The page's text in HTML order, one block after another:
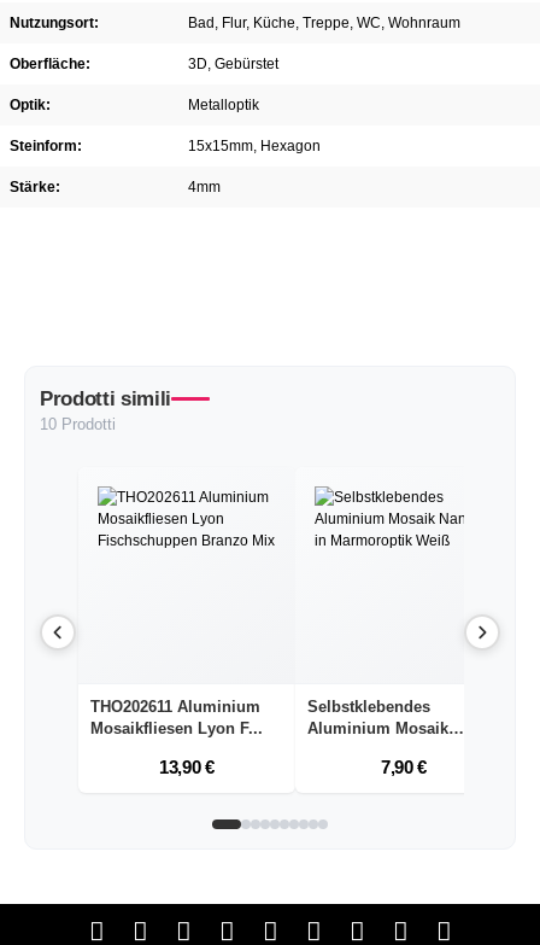
Nutzungsort: Bad , Flur, Küche , Treppe , WC , Wohnraum
Oberfläche: 3D , Gebürstet
Optik: Metalloptik
Steinform: 15x15mm , Hexagon
Stärke: 4mm
Prodotti simili
10 Prodotti
THO202611 Aluminium
Mosaikfliesen Lyon F...
13,90 €
Selbstklebendes
Aluminium Mosaik
7,90 €